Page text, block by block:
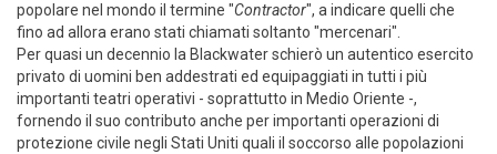
popolare nel mondo il termine "Contractor", a indicare quelli che
fino ad allora erano stati chiamati soltanto "mercenari".
Per quasi un decennio la Blackwater schierò un autentico esercito
privato di uomini ben addestrati ed equipaggiati in tutti i più
importanti teatri operativi - soprattutto in Medio Oriente -,
fornendo il suo contributo anche per importanti operazioni di
protezione civile negli Stati Uniti quali il soccorso alle popolazioni